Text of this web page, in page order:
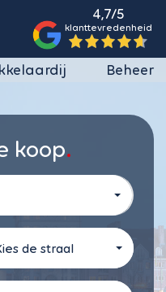
4,7/5
klanttevredenheid
Beheer
koop
de straal